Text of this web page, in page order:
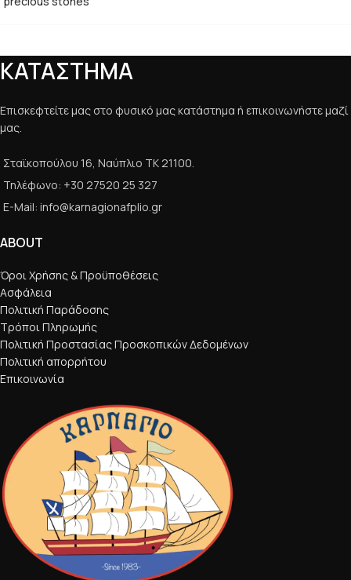
ΚΑΤΑΣΤΗΜΑ
Επισκεφτείτε μας στο φυσικό μας κατάστημα ή επικοινωνήστε μαζί
μας.
Σταϊκοπούλου 16, Ναύπλιο ΤΚ 21100.
Τηλέφωνο: +30 27520 25 327
E-Mail: info@karnagionafplio.gr
ABOUT
Όροι Χρήσης & Προϋποθέσεις
Ασφάλεια
Πολιτική Παράδοσης
Τρόποι Πληρωμής
Πολιτική Προστασίας Προσκοπικών Δεδομένων
Πολιτική απορρήτου
Επικοινωνία